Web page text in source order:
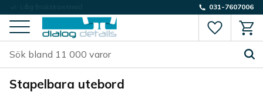
Meny
031-7607006
Stapelbara utebord